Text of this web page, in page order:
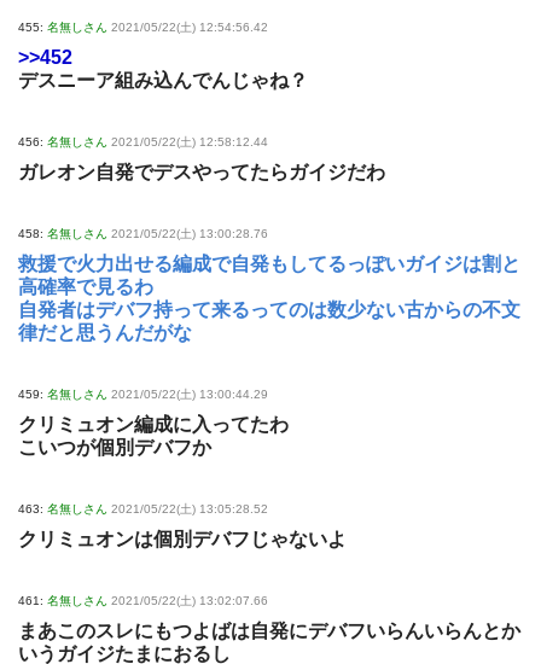
455: 名無しさん 2021/05/22(土) 12:54:56.42
>>452
デスニーア組み込んでんじゃね？
456: 名無しさん 2021/05/22(土) 12:58:12.44
ガレオン自発でデスやってたらガイジだわ
458: 名無しさん 2021/05/22(土) 13:00:28.76
救援で火力出せる編成で自発もしてるっぽいガイジは割と
高確率で見るわ
自発者はデバフ持って来るってのは数少ない古からの不文
律だと思うんだがな
459: 名無しさん 2021/05/22(土) 13:00:44.29
クリミュオン編成に入ってたわ
こいつが個別デバフか
463: 名無しさん 2021/05/22(土) 13:05:28.52
クリミュオンは個別デバフじゃないよ
461: 名無しさん 2021/05/22(土) 13:02:07.66
まあこのスレにもつよばは自発にデバフいらんいらんとか
いうガイジたまにおるし